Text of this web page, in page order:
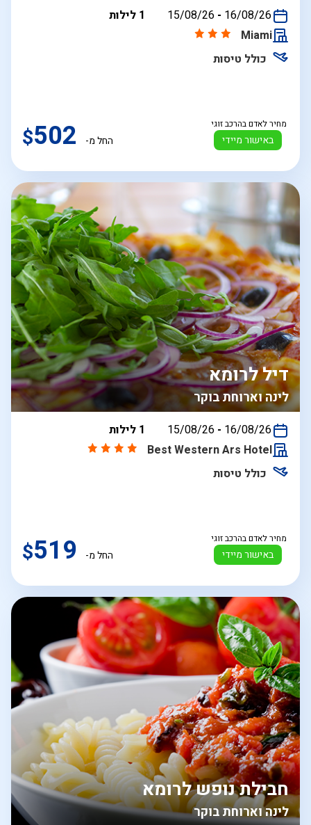
בין
התאריכים,
15/08/26 - 16/08/26
1 לילות
Miami
כולל טיסות
באישור מיידי
מחיר לאדם בהרכב זוגי
החל מ- $502
לינה וארוחת בוקר
דיל לרומא
בין
15/08/26 - 16/08/26
1 לילות
Best Western Ars Hotel
כולל טיסות
באישור מיידי
מחיר לאדם בהרכב זוגי
החל מ- $519
לינה וארוחת בוקר
חבילת נופש לרומא